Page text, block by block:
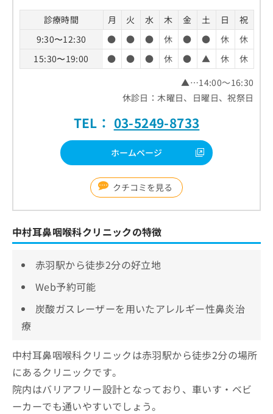
診療時間 月 火 水 木 金 土 日
祝
9:30〜12:30
● ● ● 休 ● ● 休
休
15:30〜19:00
● ● ● 休 ● ▲ 休
休
▲…14:00～16:30
休診日：木曜日、日曜日、祝祭日
TEL： 03-5249-8733
ホームページ
クチコミを見る
中村耳鼻咽喉科クリニックの特徴
赤羽駅から徒歩2分の好立地
Web予約可能
炭酸ガスレーザーを用いたアレルギー性鼻炎治
療
中村耳鼻咽喉科クリニックは赤羽駅から徒歩2分の場所
にあるクリニックです。
院内はバリアフリー設計となっており、車いす・ベビ
ーカーでも通いやすいでしょう。